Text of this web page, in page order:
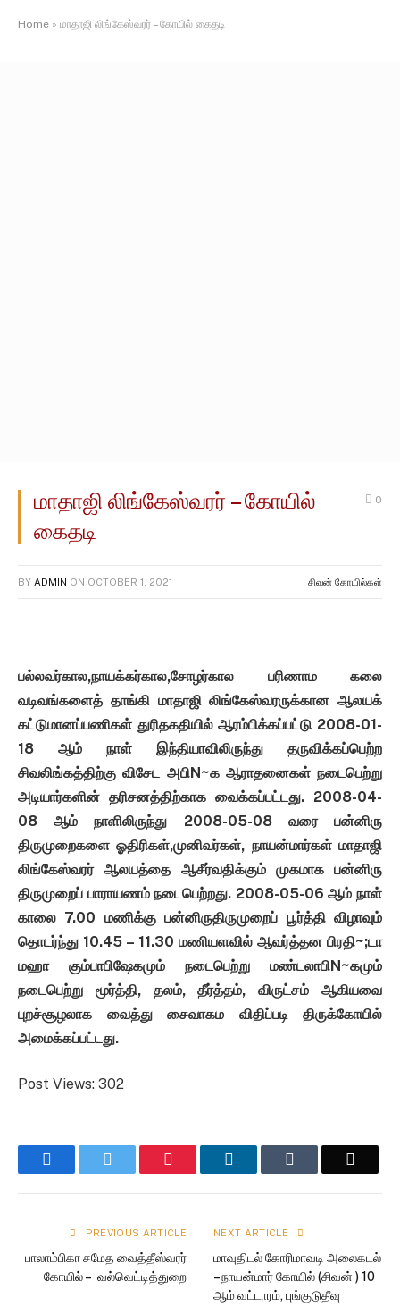
Home » மாதாஜி லிங்கேஸ்வரர் – கோயில் கைதடி
மாதாஜி லிங்கேஸ்வரர் – கோயில்
கைதடி
0
BY ADMIN ON OCTOBER 1, 2021 சிவன் கோயில்கள்
பல்லவர்கால,நாயக்கர்கால,சோழர்கால பரிணாம கலை
வடிவங்களைத் தாங்கி மாதாஜி லிங்கேஸ்வரருக்கான ஆலயக்
கட்டுமானப்பணிகள் துரிதகதியில் ஆரம்பிக்கப்பட்டு 2008-01-
18 ஆம் நாள் இந்தியாவிலிருந்து தருவிக்கப்பெற்ற
சிவலிங்கத்திற்கு விசேட அபிN~க ஆராதனைகள் நடைபெற்று
அடியார்களின் தரிசனத்திற்காக வைக்கப்பட்டது. 2008-04-
08 ஆம் நாளிலிருந்து 2008-05-08 வரை பன்னிரு
திருமுறைகளை ஓதிரிகள்,முனிவர்கள், நாயன்மார்கள் மாதாஜி
லிங்கேஸ்வரர் ஆலயத்தை ஆசீர்வதிக்கும் முகமாக பன்னிரு
திருமுறைப் பாராயணம் நடைபெற்றது. 2008-05-06 ஆம் நாள்
காலை 7.00 மணிக்கு பன்னிருதிருமுறைப் பூர்த்தி விழாவும்
தொடர்ந்து 10.45 – 11.30 மணியளவில் ஆவர்த்தன பிரதி~;டா
மஹா கும்பாபிஷேகமும் நடைபெற்று மண்டலாபிN~கமும்
நடைபெற்று மூர்த்தி, தலம், தீர்த்தம், விருட்சம் ஆகியவை
புறச்சூழலாக வைத்து சைவாகம விதிப்படி திருக்கோயில்
அமைக்கப்பட்டது.
Post Views: 302
Facebook Pinterest LinkedIn
PREVIOUS ARTICLE
பாலாம்பிகா சமேத வைத்தீஸ்வரர்
கோயில் – வல்வெட்டித்துறை
NEXT ARTICLE
மாவுதிடல் கோரிமாவடி அலைகடல்
– நாயன்மார் கோயில் (சிவன் ) 10
ஆம் வட்டாரம், புங்குடுதீவு